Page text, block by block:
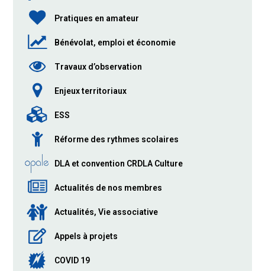
Pratiques en amateur
Bénévolat, emploi et économie
Travaux d’observation
Enjeux territoriaux
ESS
Réforme des rythmes scolaires
DLA et convention CRDLA Culture
Actualités de nos membres
Actualités, Vie associative
Appels à projets
COVID 19